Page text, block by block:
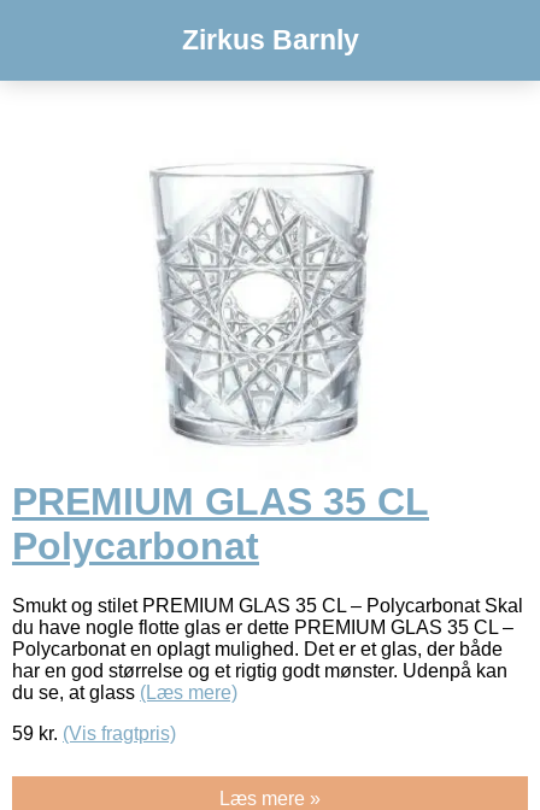
Zirkus Barnly
PREMIUM GLAS 35 CL
Polycarbonat
Smukt og stilet PREMIUM GLAS 35 CL – Polycarbonat Skal
du have nogle flotte glas er dette PREMIUM GLAS 35 CL –
Polycarbonat en oplagt mulighed. Det er et glas, der både
har en god størrelse og et rigtig godt mønster. Udenpå kan
du se, at glass (Læs mere)
59 kr. (Vis fragtpris)
Læs mere »